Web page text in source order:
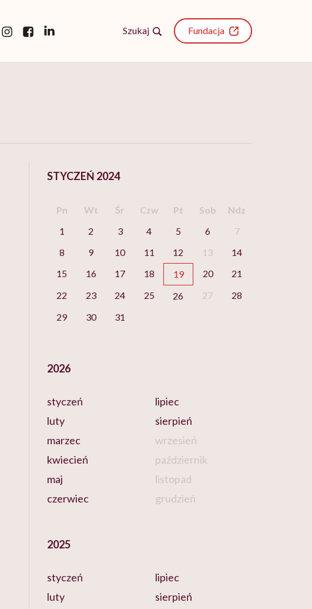
Szukaj Fundacja
STYCZEŃ 2024
Pn Wt Śr Czw Pt Sob
Ndz
1
2 3 4 5 6
7
8
9 10 11 12 13
14
15
16 17 18 19 20
21
22
23 24 25 26 27
28
29
30 31
2026
styczeń
luty
marzec
kwiecień
maj
czerwiec
lipiec
sierpień
wrzesień
październik
listopad
grudzień
2025
styczeń
luty
lipiec
sierpień